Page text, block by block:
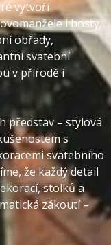
vytvoří
i hosty.
obřady,
svatební
v přírodě i
představ – stylová
s
svatebního
že každý detail
stolků a
zákoutí –